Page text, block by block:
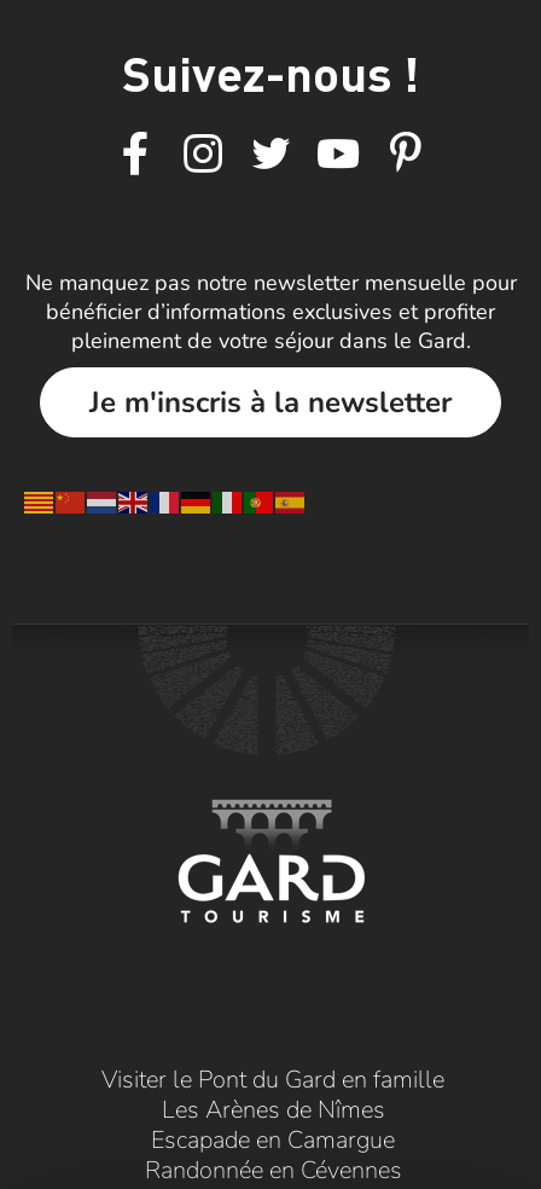
Suivez-nous !
Ne manquez pas notre newsletter mensuelle pour
bénéficier d’informations exclusives et profiter
pleinement de votre séjour dans le Gard.
Je m'inscris à la newsletter
Visiter le Pont du Gard en famille
Les Arènes de Nîmes
Escapade en Camargue
Randonnée en Cévennes